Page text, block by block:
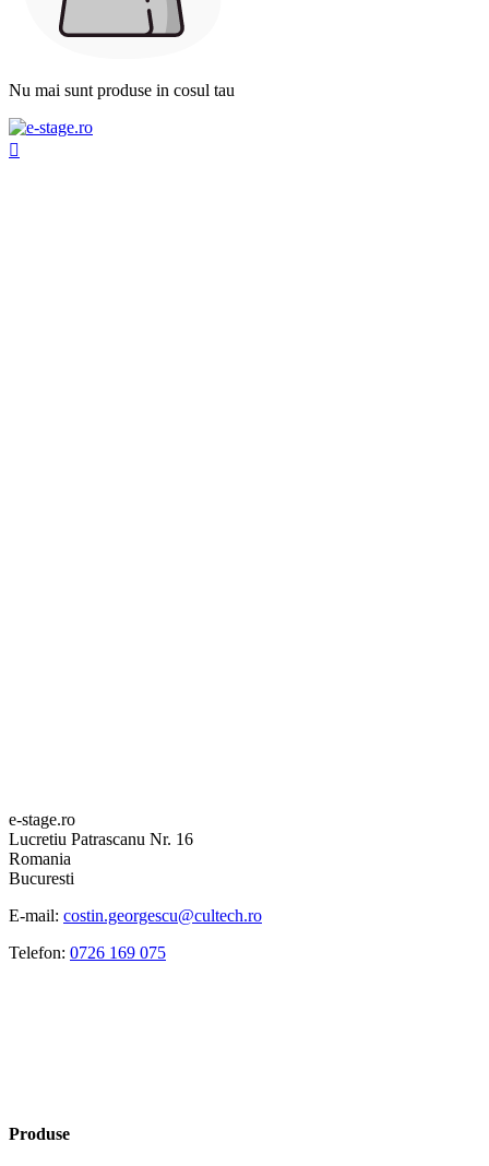
Nu mai sunt produse in cosul tau

e-stage.ro
Lucretiu Patrascanu Nr. 16
Romania
Bucuresti
E-mail: costin.georgescu@cultech.ro
Telefon: 0726 169 075
Produse